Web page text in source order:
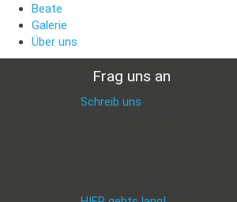
Beate
Galerie
Über uns
Frag uns an
Schreib uns